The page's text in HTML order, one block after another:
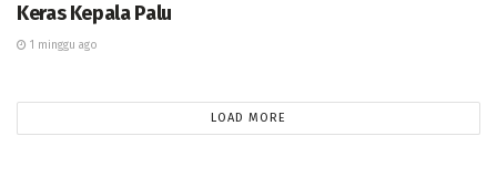
Keras Kepala Palu
1 minggu ago
LOAD MORE